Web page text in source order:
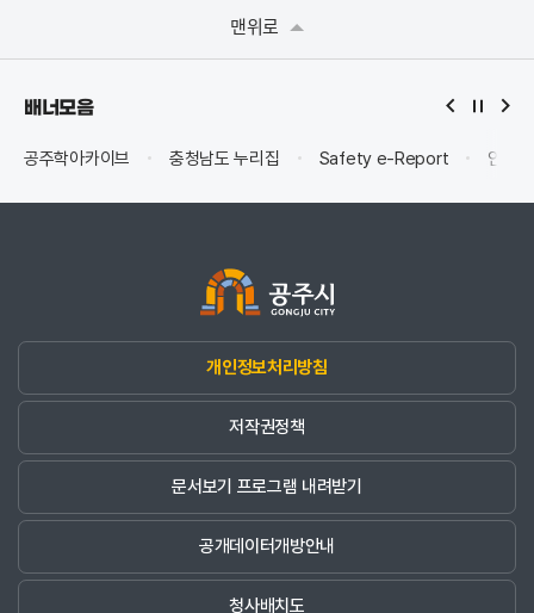
맨위로
배너모음
공주학아카이브 충청남도 누리집 Safety e-Report 안전
개인정보처리방침
저작권정책
문서보기 프로그램 내려받기
공개데이터개방안내
청사배치도